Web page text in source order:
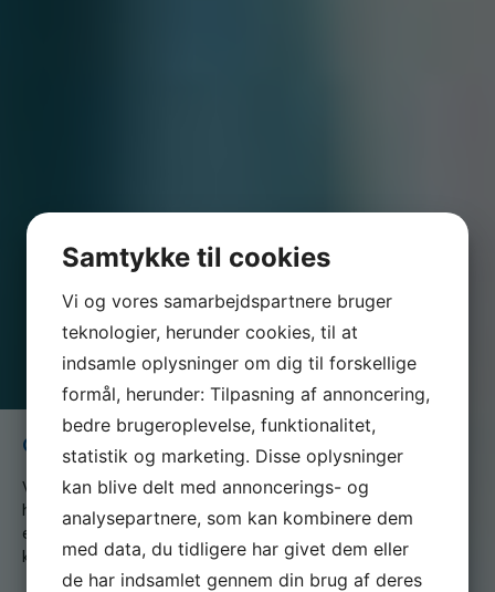
Overenskomst for elever
Vi er en del af serviceforbundet og er til for at
hjælpe dig når du er i tvivl, skal skal godt videre
eller søger nyt, både som din fagforening og A-
kasse
Samtykke til cookies
Vi og vores samarbejdspartnere bruger
teknologier, herunder cookies, til at
indsamle oplysninger om dig til forskellige
formål, herunder: Tilpasning af annoncering,
bedre brugeroplevelse, funktionalitet,
statistik og marketing. Disse oplysninger
kan blive delt med annoncerings- og
analysepartnere, som kan kombinere dem
med data, du tidligere har givet dem eller
de har indsamlet gennem din brug af deres